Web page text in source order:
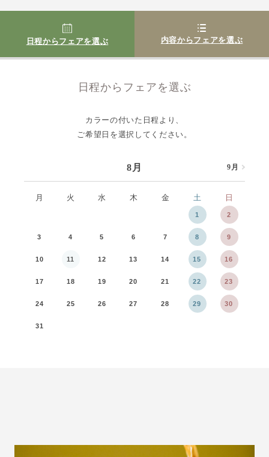
日程からフェアを選ぶ 内容からフェアを選ぶ
日程からフェアを選ぶ
カラーの付いた日程より、
ご希望日を選択してください。
8月 9月
月 火 水 木 金 土 日
1 2
3 4 5 6 7 8 9
10 11 12 13 14 15 16
17 18 19 20 21 22 23
24 25 26 27 28 29 30
31